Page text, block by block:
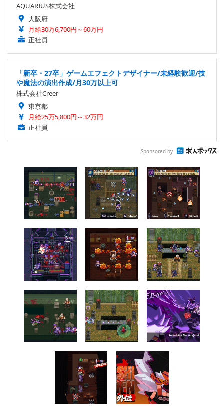
AQUARIUS株式会社
大阪府
月給30万6,700円～60万円
正社員
「新卒・27卒」ゲームエフェクトデザイナー/未経験歓迎/技
や魔法の演出作成/月30万以上可
株式会社Creer
東京都
月給25万5,800円～32万円
正社員
Sponsored by